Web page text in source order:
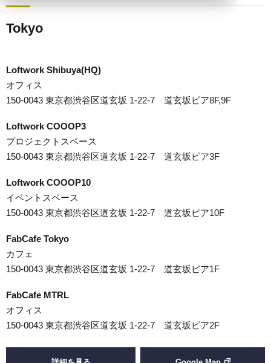
Tokyo
Loftwork Shibuya(HQ)
オフィス
150-0043 東京都渋谷区道玄坂 1-22-7 道玄坂ピア8F,9F
Loftwork COOOP3
プロジェクトスペース
150-0043 東京都渋谷区道玄坂 1-22-7 道玄坂ピア3F
Loftwork COOOP10
イベントスペース
150-0043 東京都渋谷区道玄坂 1-22-7 道玄坂ピア10F
FabCafe Tokyo
カフェ
150-0043 東京都渋谷区道玄坂 1-22-7 道玄坂ピア1F
FabCafe MTRL
オフィス
150-0043 東京都渋谷区道玄坂 1-22-7 道玄坂ピア2F